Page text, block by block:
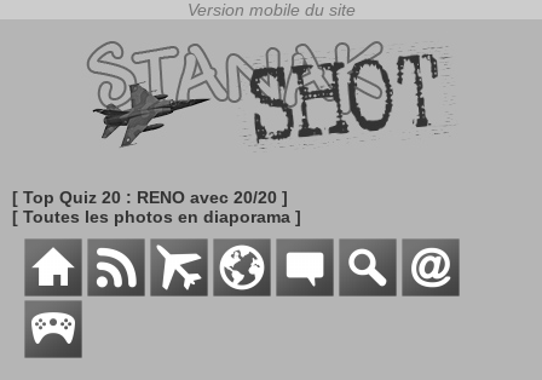
[ Top Quiz 20 : RENO avec 20/20 ]
[ Toutes les photos en diaporama ]